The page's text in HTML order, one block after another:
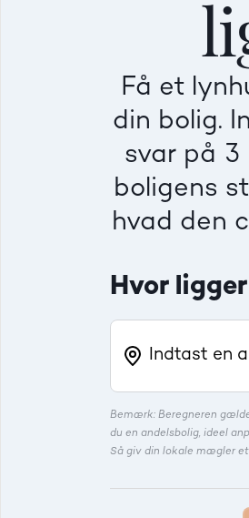
Få et
din bolig.
svar på 3
boligens
hvad den
Hvor
Bemærk: Beregneren
du en andelsbolig, ideel
Så giv din lokale mægler
Dårlig
Mindre god
Dårlig
Mindre god
Dårlig
Mindre god
Villa